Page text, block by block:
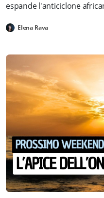
espande l'anticiclone
Elena Rava